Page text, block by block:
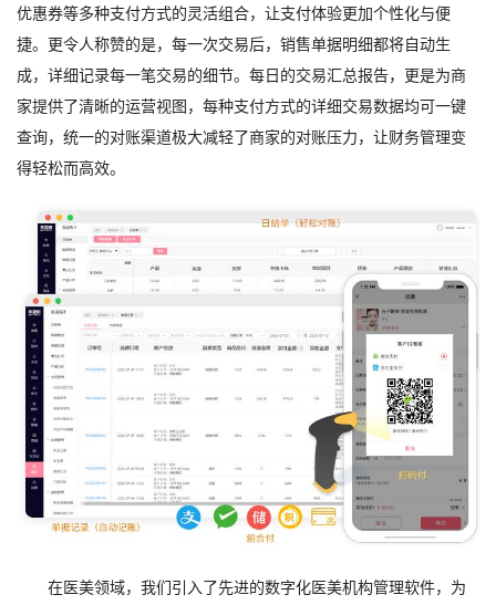
优惠券等多种支付方式的灵活组合，让支付体验更加个性化与便
捷。更令人称赞的是，每一次交易后，销售单据明细都将自动生
成，详细记录每一笔交易的细节。每日的交易汇总报告，更是为商
家提供了清晰的运营视图，每种支付方式的详细交易数据均可一键
查询，统一的对账渠道极大减轻了商家的对账压力，让财务管理变
得轻松而高效。
在医美领域，我们引入了先进的数字化医美机构管理软件，为